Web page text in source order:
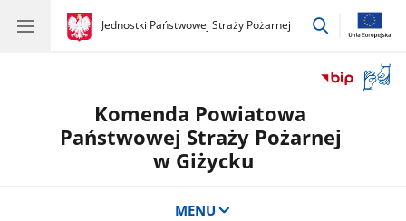
gov.pl
Jednostki Państwowej Straży Pożarnej
gov.pl
Jednostki
przejdź
okno
Komenda Powiatowa
Państwowej Straży Pożarnej
w Giżycku
MENU